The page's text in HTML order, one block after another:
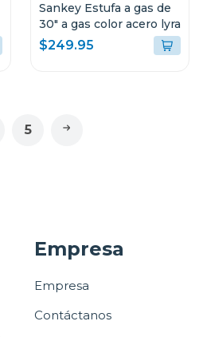
Sankey Estufa a gas de
30" a gas color acero lyra
$249.95
5
Empresa
Empresa
Contáctanos